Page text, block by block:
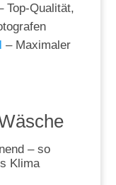
Top-Qualität,
– Maximaler
– so
Klima